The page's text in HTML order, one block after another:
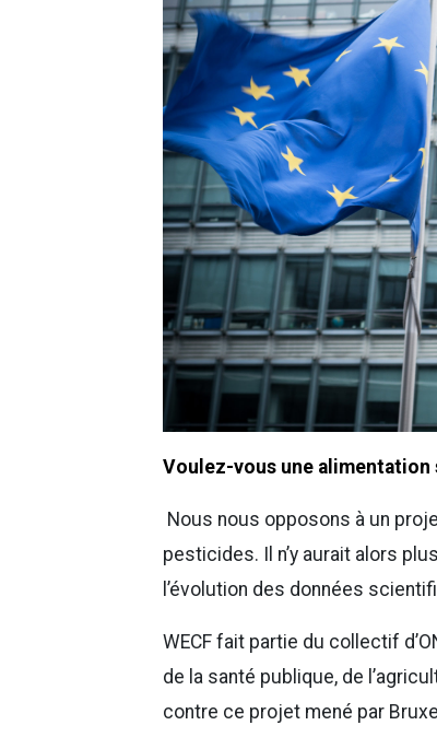
Voulez-vous une alimentation
Nous nous opposons à un
pesticides. Il n’y aurait alors
l’évolution des données
WECF fait partie du collectif
de la santé publique, de
contre ce projet mené par